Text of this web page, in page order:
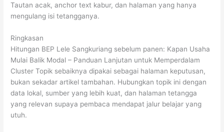
Tautan acak, anchor text kabur, dan halaman yang hanya
mengulang isi tetangganya.
Ringkasan
Hitungan BEP Lele Sangkuriang sebelum panen: Kapan Usaha
Mulai Balik Modal – Panduan Lanjutan untuk Memperdalam
Cluster Topik sebaiknya dipakai sebagai halaman keputusan,
bukan sekadar artikel tambahan. Hubungkan topik ini dengan
data lokal, sumber yang lebih kuat, dan halaman tetangga
yang relevan supaya pembaca mendapat jalur belajar yang
utuh.